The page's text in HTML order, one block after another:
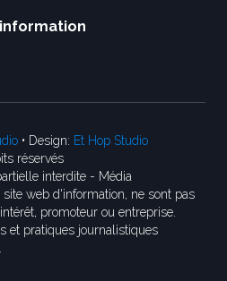
• Design: Et Hop Studio
réservés
interdite - Média
web d'information, ne sont pas
promoteur ou entreprise.
et pratiques journalistiques